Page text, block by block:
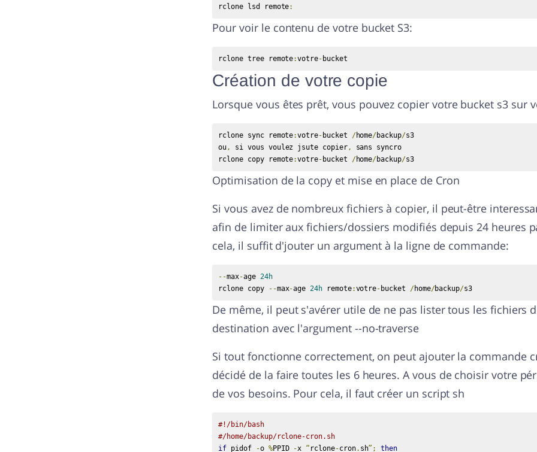
rclone lsd remote:
Pour voir le contenu de votre bucket S3:
rclone tree remote:votre- bucket
Création de votre copie
Lorsque vous êtes prêt, vous pouvez copier votre bucket s3 sur
rclone sync remote:votre- bucket /home/backup/s3
ou, si vous voulez jsute copier,
sans syncro
rclone copy remote:votre- bucket /home/backup/s3
Optimisation de la copy et mise en place de Cron
Si vous avez de nombreux fichiers à copier, il peut-être
afin de limiter aux fichiers/dossiers modifiés depuis 24 heures
cela, il suffit d'jouter un argument à la ligne de commande:
--max-age 24h
rclone copy
--max-age 24h remote:votre- bucket /home/backup/s3
De même, il peut s'avérer utile de ne pas lister tous les fichiers
destination avec l'argument --no-traverse
Si tout fonctionne correctement, on peut ajouter la commande
décidé de la faire toutes les 6 heures. A vous de choisir votre
de vos besoins. Pour cela, il faut créer un script sh
#!/bin/bash
#/home/backup/rclone-cron.sh
if pidof -o %PPID -x “ rclone-cron. sh”;
then